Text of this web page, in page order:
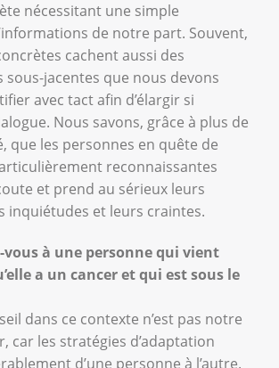
nécessitant une simple
de notre part. Souvent,
cachent aussi des
jacentes que nous devons
avec tact afin d’élargir si
Nous savons, grâce à plus de
que les personnes en quête de
reconnaissantes
et prend au sérieux leurs
inquiétudes et leurs craintes.
vous à une personne qui vient
a un cancer et qui est sous le
dans ce contexte n’est pas notre
car les stratégies d’adaptation
d’une personne à l’autre.